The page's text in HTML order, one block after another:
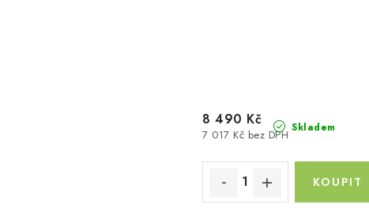
Skladem
7 017 Kč bez DPH
8 490 Kč